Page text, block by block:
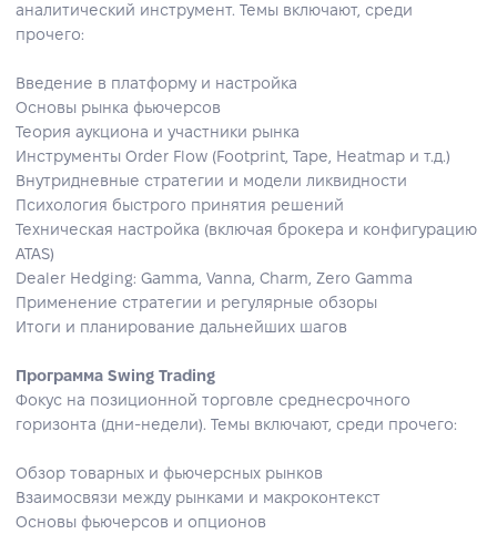
аналитический инструмент. Темы включают, среди
прочего:
Введение в платформу и настройка
Основы рынка фьючерсов
Теория аукциона и участники рынка
Инструменты Order Flow (Footprint, Tape, Heatmap и т.д.)
Внутридневные стратегии и модели ликвидности
Психология быстрого принятия решений
Техническая настройка (включая брокера и конфигурацию
ATAS)
Dealer Hedging: Gamma, Vanna, Charm, Zero Gamma
Применение стратегии и регулярные обзоры
Итоги и планирование дальнейших шагов
Программа Swing Trading
Фокус на позиционной торговле среднесрочного
горизонта (дни‑недели). Темы включают, среди прочего:
Обзор товарных и фьючерсных рынков
Взаимосвязи между рынками и макроконтекст
Основы фьючерсов и опционов